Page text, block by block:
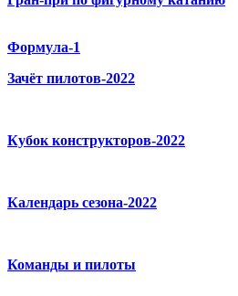
Формула-1
Зачёт пилотов-2022
Кубок конструкторов-2022
Календарь сезона-2022
Команды и пилоты